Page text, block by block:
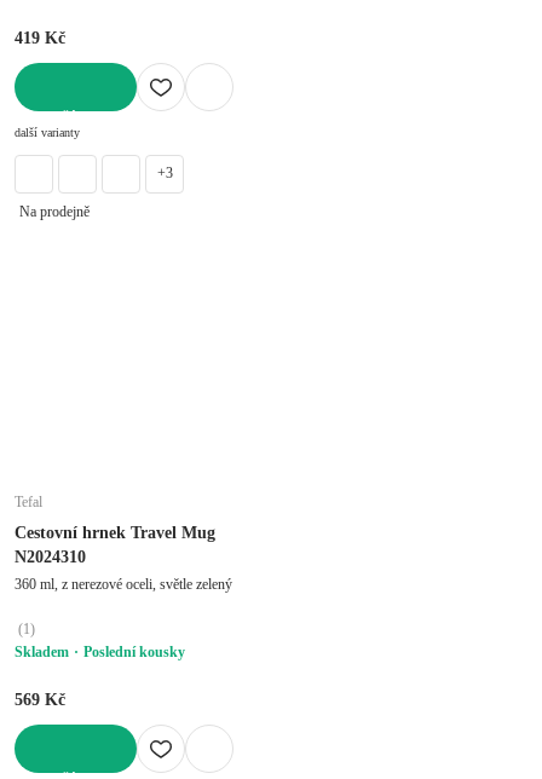
419 Kč
další varianty
+3
Na prodejně
Tefal
Cestovní hrnek Travel Mug
N2024310
360 ml, z nerezové oceli, světle zelený
(1)
Skladem
Poslední kousky
569 Kč